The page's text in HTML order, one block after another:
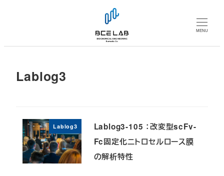
MENU
Lablog3
Lablog3
Lablog3-105 ：改変型scFv-
Fc固定化ニトロセルロース膜
の解析特性